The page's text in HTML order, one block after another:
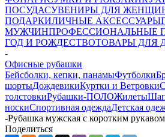
ПОСУДАСУВЕНИРЫ ДЛЯ
ПОДАРКИЛИЧНЫЕ АКСЕССУАРЫ
МУЖЧИНПРОФЕССИОНАЛЬНЫЕ
ГОД И РОЖДЕСТВОТОВАРЫ ДЛЯ
-
Офисные рубашки
Бейсболки, кепки, панамыФутболки
шортыДождевикиКуртки и Ветровки
толстовкиРубашки-ПОЛОЖилеты
носкиСпортивная одеждаДетская
-Рубашка мужская с коротким рукавом
Поделиться